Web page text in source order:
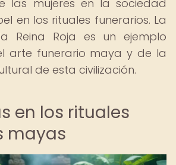
las mujeres en la sociedad
en los rituales funerarios. La
Reina Roja es un ejemplo
arte funerario maya y de la
de esta civilización.
en los rituales
mayas